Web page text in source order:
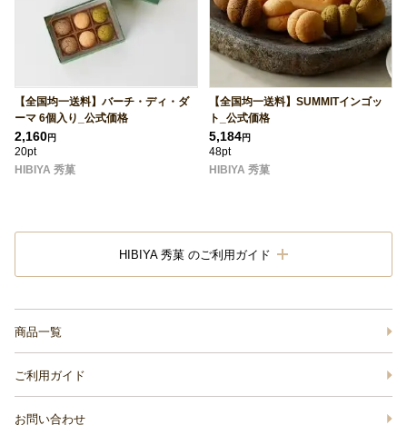
【全国均一送料】バーチ・ディ・ダ
ーマ 6個入り_公式価格
2,160円
20pt
HIBIYA 秀菓
【全国均一送料】SUMMITインゴッ
ト_公式価格
5,184円
48pt
HIBIYA 秀菓
HIBIYA 秀菓 のご利用ガイド
商品一覧
ご利用ガイド
お問い合わせ